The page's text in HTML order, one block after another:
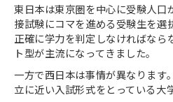
東日本は東京圏を中心に受験人口
接試験にコマを進める受験生を選
正確に学力を判定しなければなら
ト型が主流になってきました。
一方で西日本は事情が異なります
立に近い入試形式をとっている大